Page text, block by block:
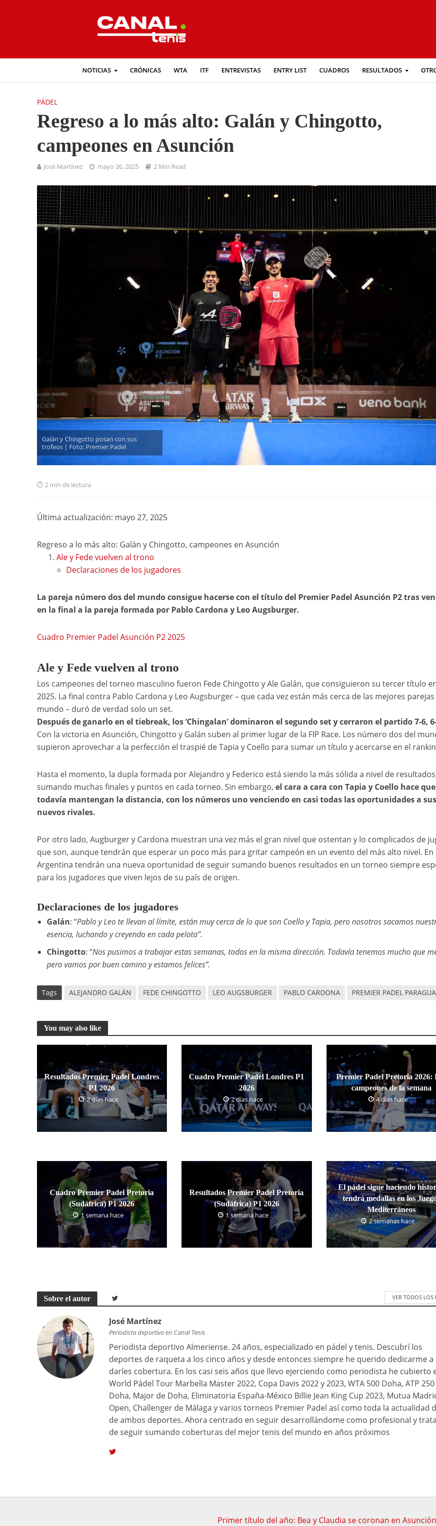
NOTICIAS CRÓNICAS WTA ITF ENTREVISTAS ENTRY LIST CUADROS RESULTADOS
PÁDEL
Regreso a lo más alto: Galán y Chingotto,
campeones en Asunción
José Martínez mayo 26, 2025 2 Min Read
Galán y Chingotto posan con sus
trofeos | Foto: Premier Padel
2 min de lectura
Última actualización: mayo 27, 2025
Regreso a lo más alto: Galán y Chingotto, campeones en Asunción
Ale y Fede vuelven al trono
Declaraciones de los jugadores
La pareja número dos del mundo consigue hacerse con el título del Premier Padel Asunción P2 tras
en la final a la pareja formada por Pablo Cardona y Leo Augsburger.
Cuadro Premier Padel Asunción P2 2025
Ale y Fede vuelven al trono
Los campeones del torneo masculino fueron Fede Chingotto y Ale Galán, que consiguieron su tercer título
2025. La final contra Pablo Cardona y Leo Augsburger – que cada vez están más cerca de las mejores
mundo – duró de verdad solo un set.
Después de ganarlo en el tiebreak, los ‘Chingalan’ dominaron el segundo set y cerraron el partido 7-6,
Con la victoria en Asunción, Chingotto y Galán suben al primer lugar de la FIP Race. Los número dos del
supieron aprovechar a la perfección el traspié de Tapia y Coello para sumar un título y acercarse en el
Hasta el momento, la dupla formada por Alejandro y Federico está siendo la más sólida a nivel de
sumando muchas finales y puntos en cada torneo. Sin embargo, el cara a cara con Tapia y Coello hace que
todavía mantengan la distancia, con los números uno venciendo en casi todas las oportunidades a sus
nuevos rivales.
Por otro lado, Augburger y Cardona muestran una vez más el gran nivel que ostentan y lo complicados de
que son, aunque tendrán que esperar un poco más para gritar campeón en un evento del más alto nivel. En
Argentina tendrán una nueva oportunidad de seguir sumando buenos resultados en un torneo siempre
para los jugadores que viven lejos de su país de origen.
Declaraciones de los jugadores
Galán: “Pablo y Leo te llevan al límite, están muy cerca de lo que son Coello y Tapia, pero nosotros sacamos
esencia, luchando y creyendo en cada pelota”.
Chingotto: “Nos pusimos a trabajar estas semanas, todos en la misma dirección. Todavía tenemos mucho que
pero vamos por buen camino y estamos felices”.
Tags ALEJANDRO GALÁN FEDE CHINGOTTO LEO AUGSBURGER PABLO CARDONA PREMIER PADEL
You may also like
Resultados Premier Padel Londres
P1 2026
2 días hace
Cuadro Premier Padel Londres P1
2026
2 días hace
Premier Padel Pretoria 2026:
campeones de la semana
4 días hace
Cuadro Premier Padel Pretoria
(Sudáfrica) P1 2026
1 semana hace
Resultados Premier Padel Pretoria
(Sudáfrica) P1 2026
1 semana hace
El pádel sigue haciendo
tendrá medallas en los
Mediterráneos
2 semanas hace
Sobre el autor VER TODOS LOS
José Martínez
Periodista deportivo en Canal Tenis
Periodista deportivo Almeriense. 24 años, especializado en pádel y tenis. Descubrí los
deportes de raqueta a los cinco años y desde entonces siempre he querido dedicarme a
darles cobertura. En los casi seis años que llevo ejerciendo como periodista he cubierto
World Pádel Tour Marbella Master 2022, Copa Davis 2022 y 2023, WTA 500 Doha, ATP 250
Doha, Major de Doha, Eliminatoria España-México Billie Jean King Cup 2023, Mutua
Open, Challenger de Málaga y varios torneos Premier Padel así como toda la actualidad
de ambos deportes. Ahora centrado en seguir desarrollándome como profesional y
de seguir sumando coberturas del mejor tenis del mundo en años próximos
Primer título del año: Bea y Claudia se coronan en Asunción